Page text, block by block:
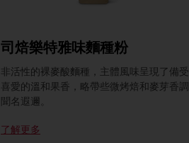
司焙樂特雅味麵種粉
非活性的裸麥酸麵種，主體風味呈現了備受
喜愛的溫和果香，略帶些微烤焙和麥芽香調
聞名遐邇。
了解更多